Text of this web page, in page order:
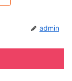
admin